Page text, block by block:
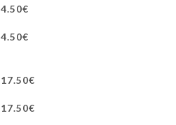
4.50€
4.50€
17.50€
17.50€